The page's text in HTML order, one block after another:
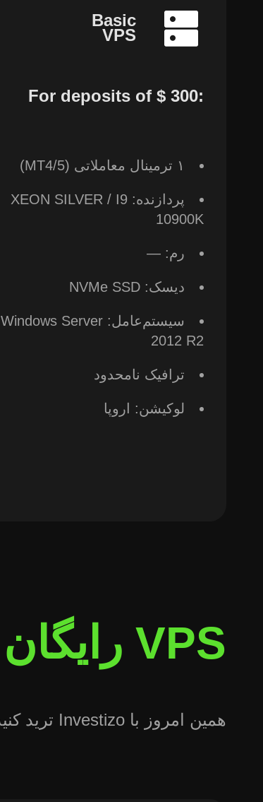
Basic
VPS
For deposits of ⁦‪‬‪‪‪$ 300⁩‪‪:
۱ ترمینال معاملاتی (MT4/5)
پردازنده: XEON SILVER / I9
10900K
رم: —
دیسک: NVMe SSD
سیستم‌عامل: Windows Server
2012 R2
ترافیک نامحدود
لوکیشن: اروپا
VPS رایگان
همین امروز با Investizo ترید کنید و سرور VPS رایگان بگیرید! ترید بدون وقفه و حداکثر مزایای معاملاتی در انتظار شماست.